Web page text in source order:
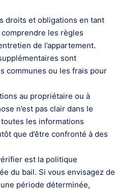
droits et obligations en tant
les règles
de l’appartement.
sont
communes ou les frais pour
au propriétaire ou à
n’est pas clair dans le
les informations
que d’être confronté à des
est la politique
du bail. Si vous envisagez de
période déterminée,